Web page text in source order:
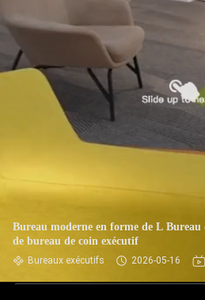
Bureau moderne en forme de L
de bureau de coin exécutif
Bureaux exécutifs 2026-05-16